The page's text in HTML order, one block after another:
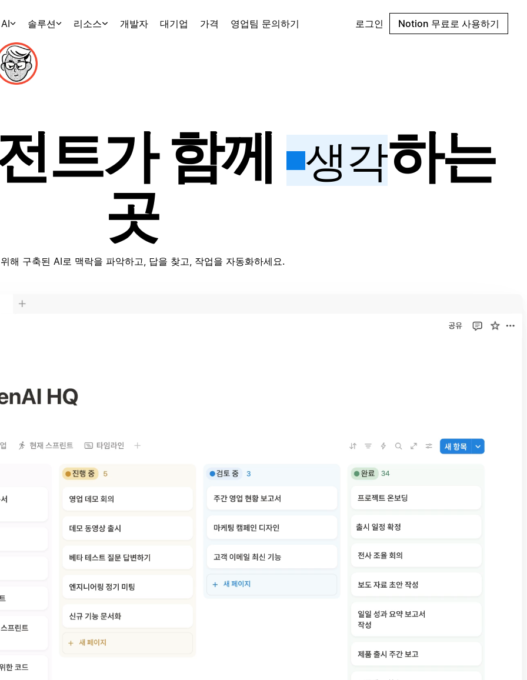
AI 솔루션 리소스 개발자 대기업 가격 영업팀 문의하기 로그인 Notion 무료로 사용하기
트가 함께 생각하는
곳
해 구축된 AI로 맥락을 파악하고, 답을 찾고, 작업을 자동화하세요.